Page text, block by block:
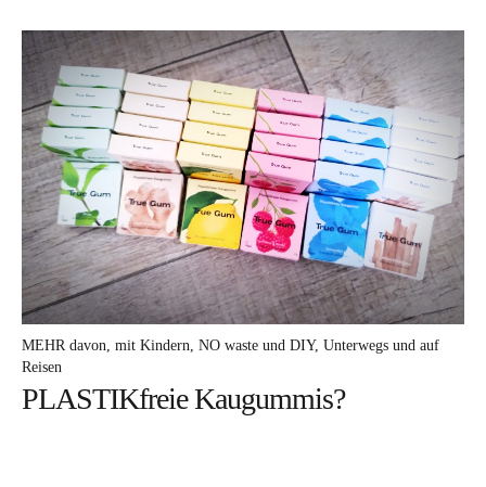
FacebookInstagramPinterest
MEHR davon mit Kindern NO waste und DIY Unterwegs und auf
Reisen
PLASTIKfreie Kaugummis?